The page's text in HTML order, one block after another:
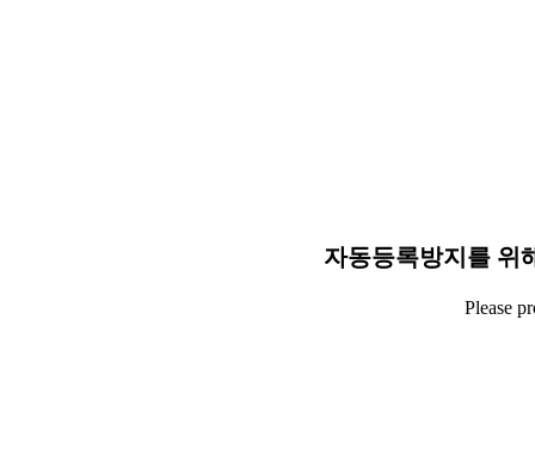
자동등록방지를 위
Please